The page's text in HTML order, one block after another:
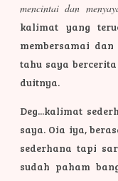
mencintai dan
kalimat yang
membersamai
tahu saya
duitnya.
Deg...kalimat
saya. Oia iya,
sederhana tapi
sudah paham